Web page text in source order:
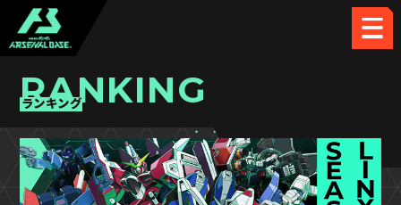
RANKING
ランキング